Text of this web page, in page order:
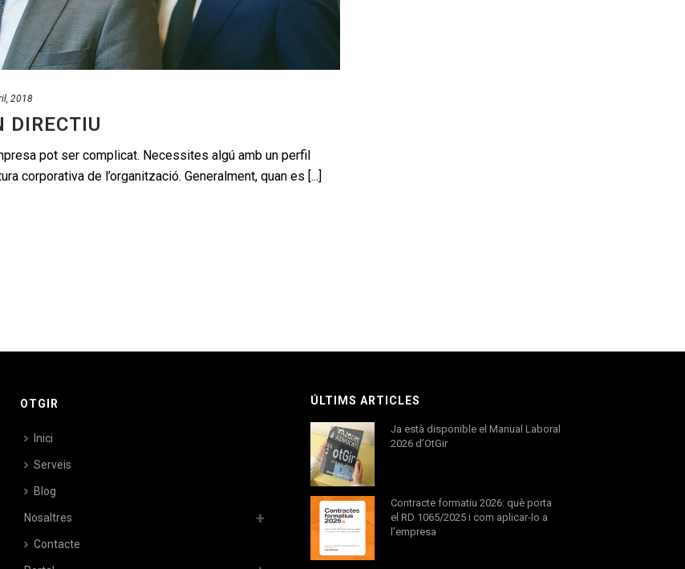
2018
DIRECTIU
pot ser complicat. Necessites algú amb un perfil
corporativa de l’organització. Generalment, quan es [...]
OTGIR
Inici
Serveis
Blog
Nosaltres
Contacte
ÚLTIMS ARTICLES
Ja està disponible el Manual Laboral
2026 d’OtGir
Contracte formatiu 2026: què porta
el RD 1065/2025 i com aplicar-lo a
l’empresa